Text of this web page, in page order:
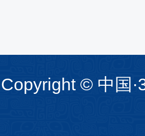
Copyright © 中国